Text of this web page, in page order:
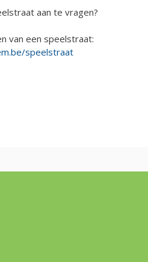
aan te vragen?
van een speelstraat:
speelstraat